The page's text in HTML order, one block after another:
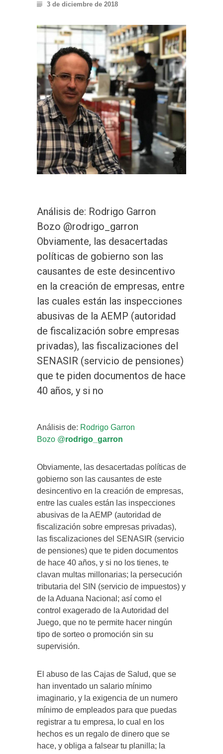
3 de diciembre de 2018
Análisis de: Rodrigo Garron
Bozo @rodrigo_garron
Obviamente, las desacertadas
políticas de gobierno son las
causantes de este desincentivo
en la creación de empresas, entre
las cuales están las inspecciones
abusivas de la AEMP (autoridad
de fiscalización sobre empresas
privadas), las fiscalizaciones del
SENASIR (servicio de pensiones)
que te piden documentos de hace
40 años, y si no
Análisis de: Rodrigo Garron
Bozo @rodrigo_garron
Obviamente, las desacertadas políticas de
gobierno son las causantes de este
desincentivo en la creación de empresas,
entre las cuales están las inspecciones
abusivas de la AEMP (autoridad de
fiscalización sobre empresas privadas),
las fiscalizaciones del SENASIR (servicio
de pensiones) que te piden documentos
de hace 40 años, y si no los tienes, te
clavan multas millonarias; la persecución
tributaria del SIN (servicio de impuestos) y
de la Aduana Nacional; así como el
control exagerado de la Autoridad del
Juego, que no te permite hacer ningún
tipo de sorteo o promoción sin su
supervisión.
El abuso de las Cajas de Salud, que se
han inventado un salario mínimo
imaginario, y la exigencia de un numero
mínimo de empleados para que puedas
registrar a tu empresa, lo cual en los
hechos es un regalo de dinero que se
hace, y obliga a falsear tu planilla; la